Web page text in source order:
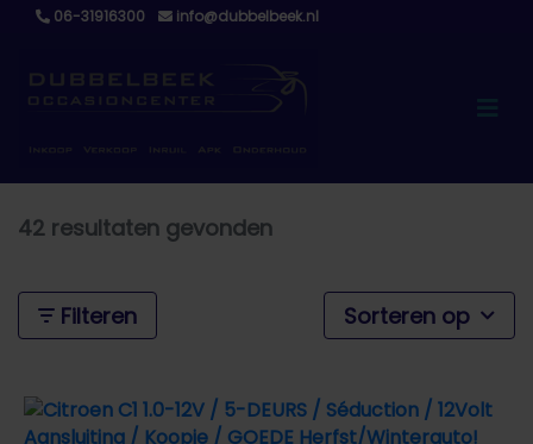
06-31916300 info@dubbelbeek.nl
42 resultaten gevonden
Filteren Sorteren op